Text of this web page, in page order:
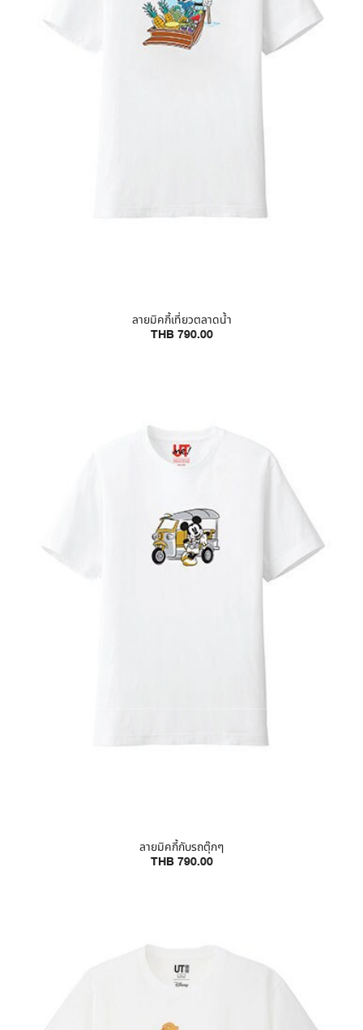
ลายมิคกี้เที่ยวตลาดน้ำ
THB 790.00
ลายมิคกี้กับรถตุ๊กๆ
THB 790.00